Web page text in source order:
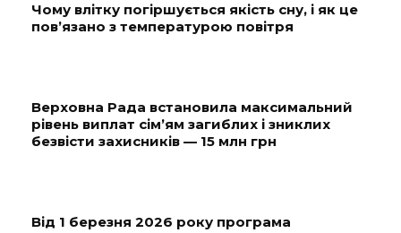
Чому влітку погіршується якість сну, і як це
пов’язано з температурою повітря
Верховна Рада встановила максимальний
рівень виплат сім’ям загиблих і зниклих
безвісти захисників — 15 млн грн
Від 1 березня 2026 року програма